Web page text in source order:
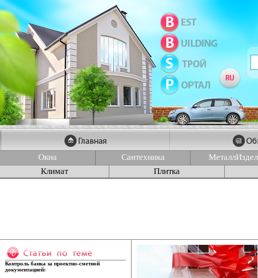
Окна Сантехника
Климат
Плитка
Контроль банка за проектно-сметной
документацией: